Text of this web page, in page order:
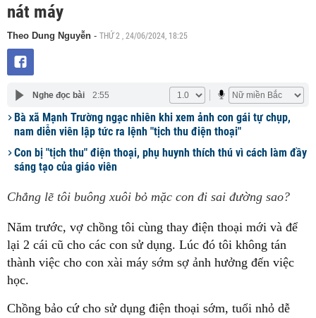
nát máy
Theo Dung Nguyễn - THỨ 2 , 24/06/2024, 18:25
Nghe đọc bài 2:55
Bà xã Mạnh Trường ngạc nhiên khi xem ảnh con gái tự chụp,
nam diễn viên lập tức ra lệnh "tịch thu điện thoại"
Con bị "tịch thu" điện thoại, phụ huynh thích thú vì cách làm đầy
sáng tạo của giáo viên
Chẳng lẽ tôi buông xuôi bỏ mặc con đi sai đường sao?
Năm trước, vợ chồng tôi cùng thay điện thoại mới và để
lại 2 cái cũ cho các con sử dụng. Lúc đó tôi không tán
thành việc cho con xài máy sớm sợ ảnh hưởng đến việc
học.
Chồng bảo cứ cho sử dụng điện thoại sớm, tuổi nhỏ dễ